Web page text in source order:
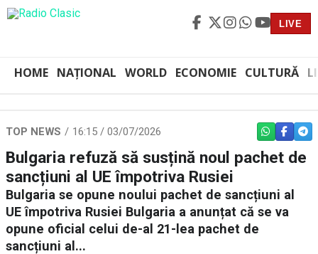
LIVE
HOME NAȚIONAL WORLD ECONOMIE CULTURĂ
TOP NEWS 16:15 / 03/07/2026 WHATSAPP
Bulgaria refuză să susțină noul pachet de
sancțiuni al UE împotriva Rusiei
Bulgaria se opune noului pachet de sancțiuni al
UE împotriva Rusiei Bulgaria a anunțat că se va
opune oficial celui de-al 21-lea pachet de
sancțiuni al...